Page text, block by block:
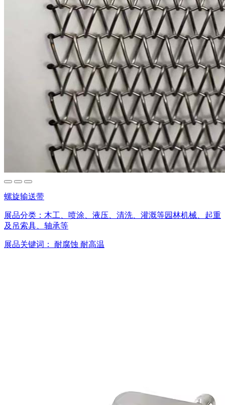
螺旋输送带
展品分类： 木工、喷涂、液压、清洗、灌溉等园林机械、起重
及吊索具、轴承等
展品关键词： 耐腐蚀 耐高温